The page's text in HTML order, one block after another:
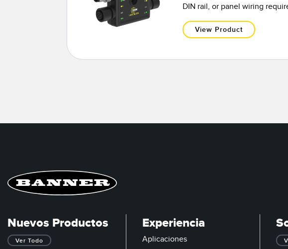
DIN rail, or panel wiring
View Product
Nuevos Productos
Ver Todo
Experiencia
Aplicaciones